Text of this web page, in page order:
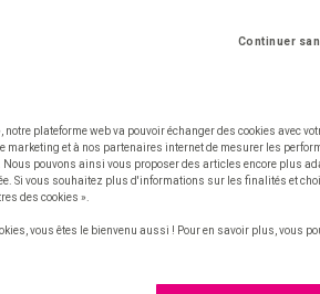
Continuer
plateforme web va pouvoir échanger des cookies avec
marketing et à nos partenaires internet de mesurer les
pouvons ainsi vous proposer des articles encore plus
Si vous souhaitez plus d'informations sur les finalités et
des cookies ».
vous êtes le bienvenu aussi ! Pour en savoir plus, vous